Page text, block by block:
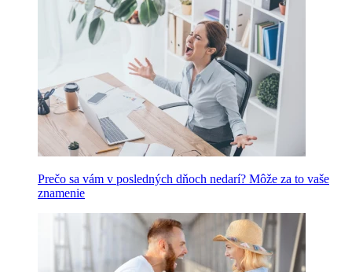
Prečo sa vám v posledných dňoch nedarí? Môže za to vaše
znamenie